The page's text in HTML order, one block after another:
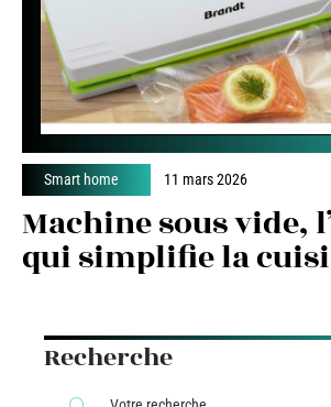
Smart home 11 mars 2026
Machine sous vide,
qui simplifie la
Recherche